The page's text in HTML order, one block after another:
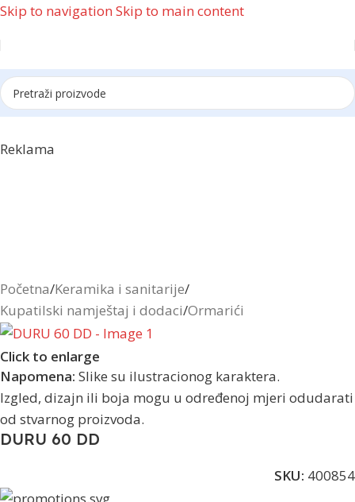
Skip to navigation Skip to main content
Reklama
Početna/Keramika i sanitarije/
Kupatilski namještaj i dodaci/Ormarići
Click to enlarge
Napomena: Slike su ilustracionog karaktera.
Izgled, dizajn ili boja mogu u određenoj mjeri odudarati
od stvarnog proizvoda.
DURU 60 DD
SKU: 400854